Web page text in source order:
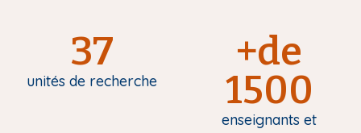
37
unités de recherche
+de
1500
enseignants et